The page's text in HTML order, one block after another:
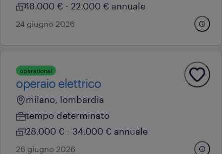
18.000 € - 22.000 € annuale
24 giugno 2026
operational
operaio elettrico
milano, lombardia
tempo determinato
28.000 € - 34.000 € annuale
26 giugno 2026